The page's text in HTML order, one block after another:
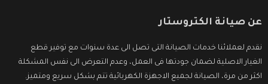
عن صيانة الكتروستار
نقدم لعملائنا خدمات الصيانة التى تصل الى عدة سنوات مع توفير قطع
الغيار الاصلية لضمان جودتها فى العمل، وعدم التعرض الى نفس المشكلة
اكثر من مرة، الصيانة لجميع الاجهزة الكهربائية تتم بشكل سريع ومتميز.